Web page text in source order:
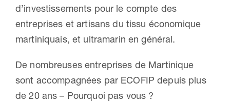
d’investissements pour le compte des
entreprises et artisans du tissu économique
martiniquais, et ultramarin en général.
De nombreuses entreprises de Martinique
sont accompagnées par ECOFIP depuis plus
de 20 ans – Pourquoi pas vous ?